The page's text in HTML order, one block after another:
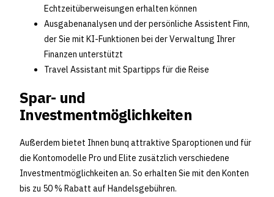
Echtzeitüberweisungen erhalten können
Ausgabenanalysen und der persönliche Assistent Finn,
der Sie mit KI-Funktionen bei der Verwaltung Ihrer
Finanzen unterstützt
Travel Assistant mit Spartipps für die Reise
Spar- und
Investmentmöglichkeiten
Außerdem bietet Ihnen bunq attraktive Sparoptionen und für
die Kontomodelle Pro und Elite zusätzlich verschiedene
Investmentmöglichkeiten an. So erhalten Sie mit den Konten
bis zu 50 % Rabatt auf Handelsgebühren.